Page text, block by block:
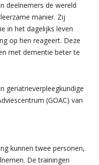
deelnemers de wereld
manier. Zij
in het dagelijks leven
op hen reageert. Deze
met dementie beter te
geriatrieverpleegkundige
(GOAC) van
kunnen twee personen,
De trainingen